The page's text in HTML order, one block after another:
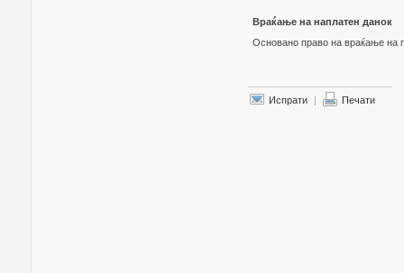
Враќање на наплатен данок
Основано право на враќање на
Испрати | Печати